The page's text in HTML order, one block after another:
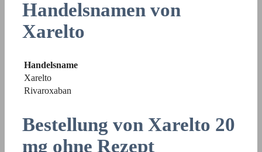
Handelsnamen von
Xarelto
Handelsname
Xarelto
Rivaroxaban
Bestellung von Xarelto 20
mg ohne Rezept